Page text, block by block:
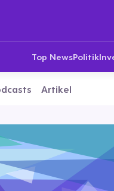
Top NewsPolitik
Artikel